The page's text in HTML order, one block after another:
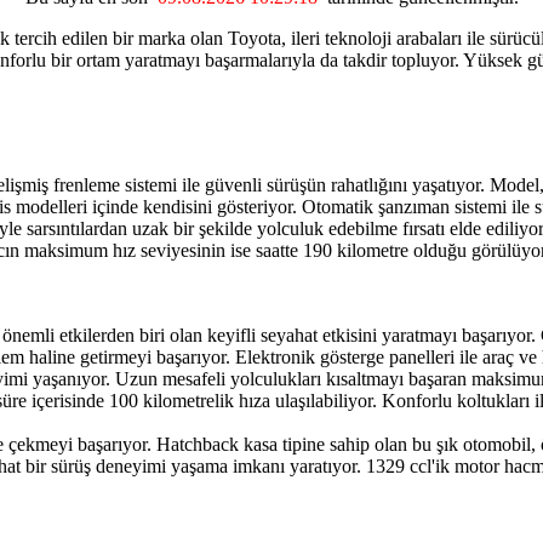
tercih edilen bir marka olan Toyota, ileri teknoloji arabaları ile
bir ortam yaratmayı başarmalarıyla da takdir topluyor. Yüksek
sistemi ile güvenli sürüşün rahatlığını yaşatıyor.
içinde kendisini gösteriyor. Otomatik şanzıman sistemi ile
sarsıntılardan uzak bir şekilde yolculuk edebilme fırsatı elde
maksimum hız seviyesinin ise saatte 190 kilometre olduğu
etkilerden biri olan keyifli seyahat etkisini yaratmayı
haline getirmeyi başarıyor. Elektronik gösterge panelleri ile araç ve
yaşanıyor. Uzun mesafeli yolculukları kısaltmayı başaran
içerisinde 100 kilometrelik hıza ulaşılabiliyor. Konforlu koltukları
başarıyor. Hatchback kasa tipine sahip olan bu şık
bir sürüş deneyimi yaşama imkanı yaratıyor. 1329 ccl'ik motor